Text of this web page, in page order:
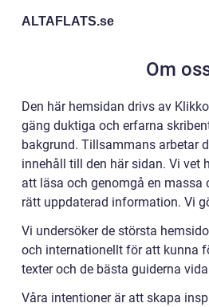
ALTAFLATS.se
Om
Den här hemsidan drivs av
gäng duktiga och erfarna
bakgrund. Tillsammans arbetar
innehåll till den här sidan. Vi vet
att läsa och genomgå en
rätt uppdaterad information. Vi
Vi undersöker de största
och internationellt för att kunna
texter och de bästa guiderna
Våra intentioner är att skapa